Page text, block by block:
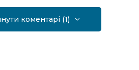
коментарі (1)